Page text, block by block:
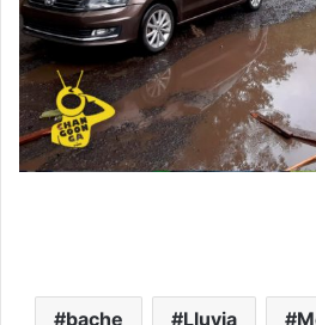
bache Lluvia